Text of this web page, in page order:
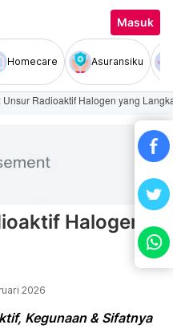
Masuk
Homecare Asuransiku
Unsur Radioaktif Halogen yang
Halogen
2026
Kegunaan & Sifatnya